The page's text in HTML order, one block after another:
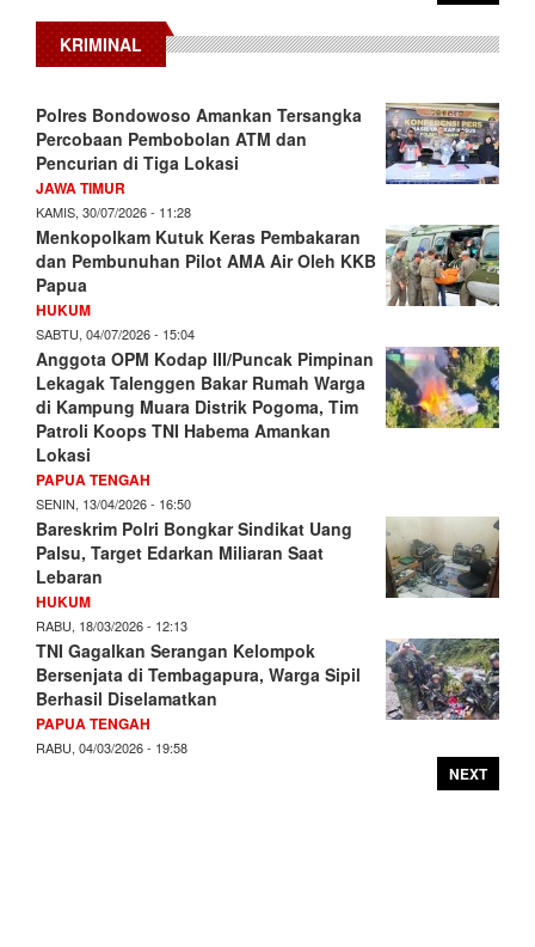
KRIMINAL
Polres Bondowoso Amankan Tersangka
Percobaan Pembobolan ATM dan
Pencurian di Tiga Lokasi
JAWA TIMUR
KAMIS, 30/07/2026 - 11:28
Menkopolkam Kutuk Keras Pembakaran
dan Pembunuhan Pilot AMA Air Oleh KKB
Papua
HUKUM
SABTU, 04/07/2026 - 15:04
Anggota OPM Kodap III/Puncak Pimpinan
Lekagak Talenggen Bakar Rumah Warga
di Kampung Muara Distrik Pogoma, Tim
Patroli Koops TNI Habema Amankan
Lokasi
PAPUA TENGAH
SENIN, 13/04/2026 - 16:50
Bareskrim Polri Bongkar Sindikat Uang
Palsu, Target Edarkan Miliaran Saat
Lebaran
HUKUM
RABU, 18/03/2026 - 12:13
TNI Gagalkan Serangan Kelompok
Bersenjata di Tembagapura, Warga Sipil
Berhasil Diselamatkan
PAPUA TENGAH
RABU, 04/03/2026 - 19:58
NEXT